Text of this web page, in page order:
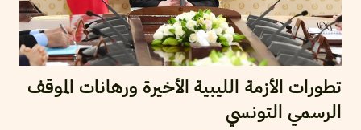
تطورات الأزمة الليبية الأخيرة ورهانات الموقف
الرسمي التونسي